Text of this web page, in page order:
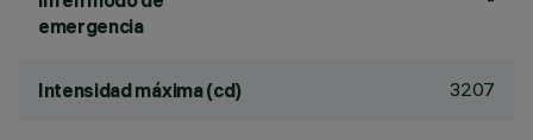
emergencia
Intensidad máxima (cd) 3207